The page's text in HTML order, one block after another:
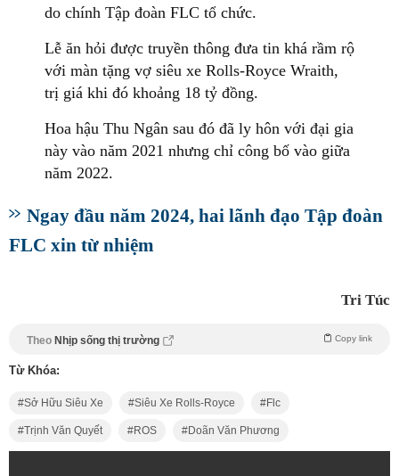
do chính Tập đoàn FLC tổ chức.
Lễ ăn hỏi được truyền thông đưa tin khá rầm rộ
với màn tặng vợ siêu xe Rolls-Royce Wraith,
trị giá khi đó khoảng 18 tỷ đồng.
Hoa hậu Thu Ngân sau đó đã ly hôn với đại gia
này vào năm 2021 nhưng chỉ công bố vào giữa
năm 2022.
Ngay đầu năm 2024, hai lãnh đạo Tập đoàn
FLC xin từ nhiệm
Tri Túc
Theo Nhịp sống thị trường Copy link
Từ Khóa:
Sở Hữu Siêu Xe Siêu Xe Rolls-Royce Flc
Trịnh Văn Quyết ROS Doãn Văn Phương